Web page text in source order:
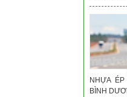
NHỰA
BÌNH